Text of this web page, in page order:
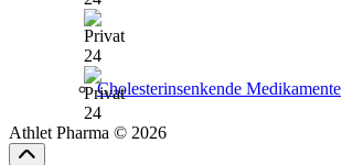
Cholesterinsenkende Medikamente
Athlet Pharma © 2026